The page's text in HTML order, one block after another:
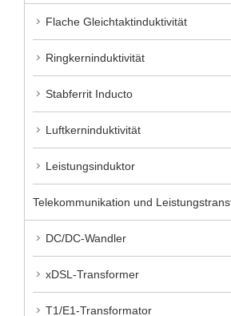
Flache Gleichtaktinduktivität
Ringkerninduktivität
Stabferrit Inducto
Luftkerninduktivität
Leistungsinduktor
Telekommunikation und
DC/DC-Wandler
xDSL-Transformer
T1/E1-Transformator